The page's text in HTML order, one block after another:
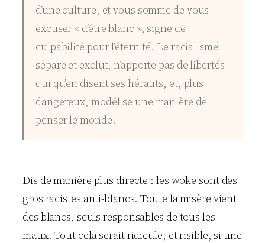
d’une culture, et vous somme de vous
excuser « d’être blanc », signe de
culpabilité pour l’éternité. Le racialisme
sépare et exclut, n’apporte pas de libertés
qui qu’en disent ses hérauts, et, plus
dangereux, modélise une manière de
penser le monde.
Dis de manière plus directe : les woke sont des
gros racistes anti-blancs. Toute la misère vient
des blancs, seuls responsables de tous les
maux. Tout cela serait ridicule, et risible, si une